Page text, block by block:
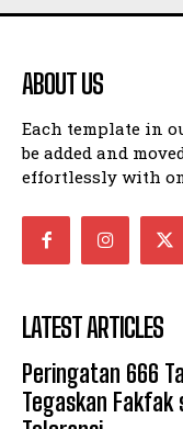
ABOUT US
Each template in
be added and
effortlessly with
LATEST ARTICLES
Peringatan 666
Tegaskan Fakfak